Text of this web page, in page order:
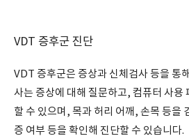
VDT 증후군 진단
VDT 증후군은 증상과 신체검사 등을 통
사는 증상에 대해 질문하고, 컴퓨터 사용
할 수 있으며, 목과 허리 어깨, 손목 등을
증 여부 등을 확인해 진단할 수 있습니다.